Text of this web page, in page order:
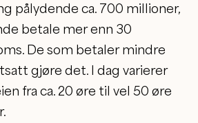
pålydende ca. 700 millioner,
betale mer enn 30
De som betaler mindre
gjøre det. I dag varierer
fra ca. 20 øre til vel 50 øre